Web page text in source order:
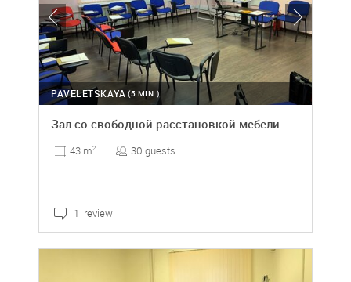
(5 MIN.)
PAVELETSKAYA
Зал со свободной расстановкой мебели
43 m2 30 guests
1 review